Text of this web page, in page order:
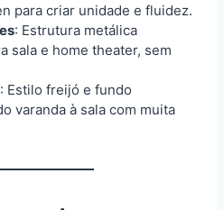
para criar unidade e fluidez.
: Estrutura metálica
sala e home theater, sem
: Estilo freijó e fundo
varanda à sala com muita